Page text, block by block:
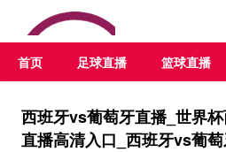
首页 足球直播 篮球直播
西班牙vs葡萄牙直播_世界
直播高清入口_西班牙vs葡